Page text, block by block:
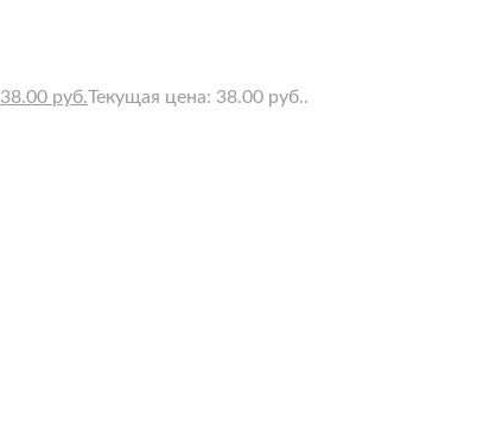
38.00 руб.Текущая цена: 38.00 руб..